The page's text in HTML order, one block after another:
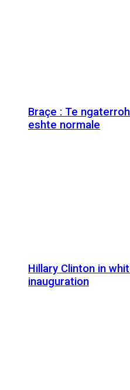
Braçe : Te
eshte normale
Hillary Clinton in
inauguration